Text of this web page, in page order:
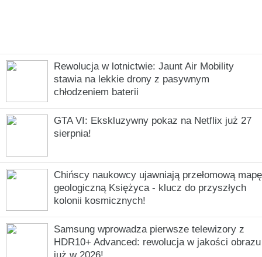
Rewolucja w lotnictwie: Jaunt Air Mobility
stawia na lekkie drony z pasywnym
chłodzeniem baterii
GTA VI: Ekskluzywny pokaz na Netflix już 27
sierpnia!
Chińscy naukowcy ujawniają przełomową mapę
geologiczną Księżyca - klucz do przyszłych
kolonii kosmicznych!
Samsung wprowadza pierwsze telewizory z
HDR10+ Advanced: rewolucja w jakości obrazu